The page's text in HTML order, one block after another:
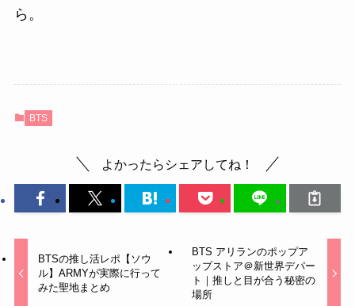
ら。
BTS
よかったらシェアしてね！
BTSの推し活レポ【ソウ
ル】ARMYが実際に行って
みた聖地まとめ
BTS アリランのポップア
ップストア＠新世界デパー
ト｜推しと目が合う秘密の
場所